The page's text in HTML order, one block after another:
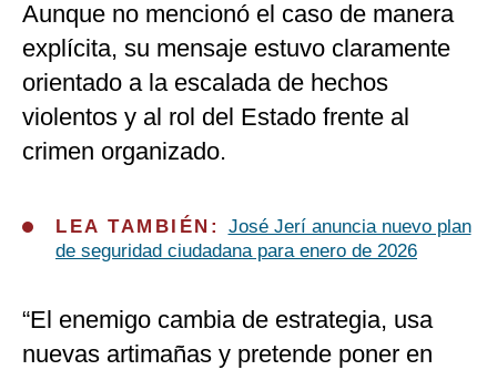
Aunque no mencionó el caso de manera
explícita, su mensaje estuvo claramente
orientado a la escalada de hechos
violentos y al rol del Estado frente al
crimen organizado.
LEA TAMBIÉN: José Jerí anuncia nuevo plan
de seguridad ciudadana para enero de 2026
“El enemigo cambia de estrategia, usa
nuevas artimañas y pretende poner en